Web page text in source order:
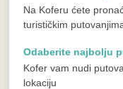
Na Koferu ćete
turističkim
Odaberite najbolju
Kofer vam nudi
lokaciju